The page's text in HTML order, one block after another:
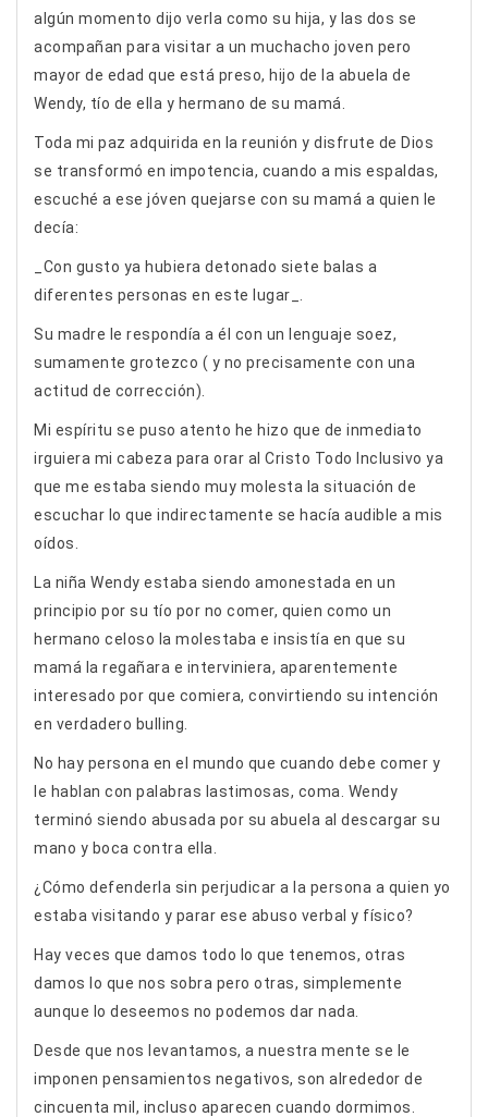
algún momento dijo verla como su hija, y las dos se
acompañan para visitar a un muchacho joven pero
mayor de edad que está preso, hijo de la abuela de
Wendy, tío de ella y hermano de su mamá.
Toda mi paz adquirida en la reunión y disfrute de Dios
se transformó en impotencia, cuando a mis espaldas,
escuché a ese jóven quejarse con su mamá a quien le
decía:
_Con gusto ya hubiera detonado siete balas a
diferentes personas en este lugar_.
Su madre le respondía a él con un lenguaje soez,
sumamente grotezco ( y no precisamente con una
actitud de corrección).
Mi espíritu se puso atento he hizo que de inmediato
irguiera mi cabeza para orar al Cristo Todo Inclusivo ya
que me estaba siendo muy molesta la situación de
escuchar lo que indirectamente se hacía audible a mis
oídos.
La niña Wendy estaba siendo amonestada en un
principio por su tío por no comer, quien como un
hermano celoso la molestaba e insistía en que su
mamá la regañara e interviniera, aparentemente
interesado por que comiera, convirtiendo su intención
en verdadero bulling.
No hay persona en el mundo que cuando debe comer y
le hablan con palabras lastimosas, coma. Wendy
terminó siendo abusada por su abuela al descargar su
mano y boca contra ella.
¿Cómo defenderla sin perjudicar a la persona a quien yo
estaba visitando y parar ese abuso verbal y físico?
Hay veces que damos todo lo que tenemos, otras
damos lo que nos sobra pero otras, simplemente
aunque lo deseemos no podemos dar nada.
Desde que nos levantamos, a nuestra mente se le
imponen pensamientos negativos, son alrededor de
cincuenta mil, incluso aparecen cuando dormimos.